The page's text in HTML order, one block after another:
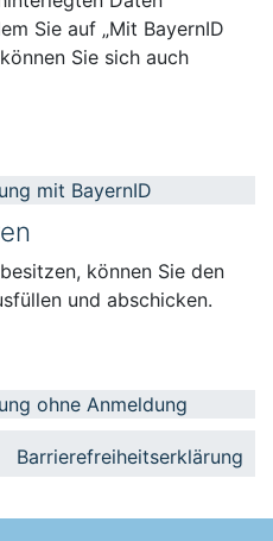
Sie auf „Mit BayernID
Sie sich auch
mit BayernID
können Sie den
und abschicken.
ohne Anmeldung
Barrierefreiheitserklärung